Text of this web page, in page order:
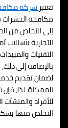
تعتبرشركة
مكافحة
إلى التخلص من
التجارية
التقنيات
بالإضافة إلى
لضمان تقديم
الممكنة. لذا،
للأفراد
التخلص منها